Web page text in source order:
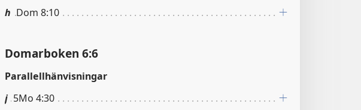
h Dom 8:10
Domarboken 6:6
Parallellhänvisningar
j 5Mo 4:30